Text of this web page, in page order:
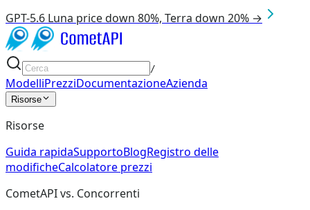
GPT-5.6 Luna price down 80%, Terra down 20% →
/
ModelliPrezziDocumentazioneAzienda
Risorse
Risorse
Guida rapidaSupportoBlogRegistro delle
modificheCalcolatore prezzi
CometAPI vs. Concorrenti